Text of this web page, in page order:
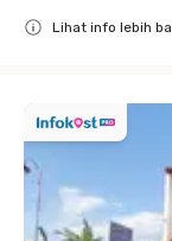
Lihat info lebih